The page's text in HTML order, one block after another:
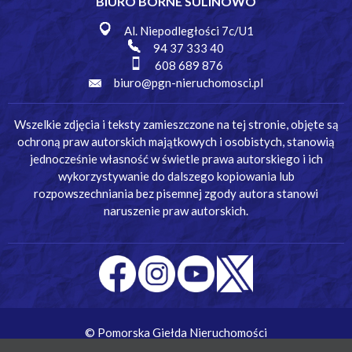
Al. Niepodległości 7c/U1
94 37 333 40
608 689 876
biuro@pgn-nieruchomosci.pl
Wszelkie zdjęcia i teksty zamieszczone na tej stronie, objęte są
ochroną praw autorskich majątkowych i osobistych, stanowią
jednocześnie własność w świetle prawa autorskiego i ich
wykorzystywanie do dalszego kopiowania lub
rozpowszechniania bez pisemnej zgody autora stanowi
naruszenie praw autorskich.
© Pomorska Giełda Nieruchomości